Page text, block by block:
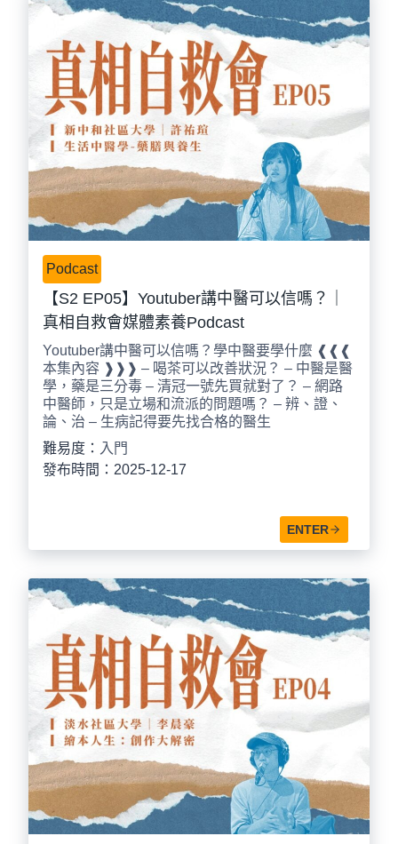
Podcast
【S2 EP05】Youtuber講中醫可以信嗎？｜
真相自救會媒體素養Podcast
Youtuber講中醫可以信嗎？學中醫要學什麼 ❰❰❰
本集內容 ❱❱❱ – 喝茶可以改善狀況？ – 中醫是醫
學，藥是三分毒 – 清冠一號先買就對了？ – 網路
中醫師，只是立場和流派的問題嗎？ – 辨、證、
論、治 – 生病記得要先找合格的醫生
難易度： 入門
發布時間：2025-12-17
ENTER